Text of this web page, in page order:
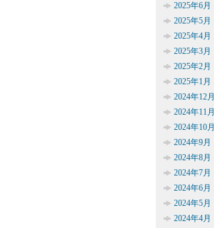
2025年6月
2025年5月
2025年4月
2025年3月
2025年2月
2025年1月
2024年12月
2024年11月
2024年10月
2024年9月
2024年8月
2024年7月
2024年6月
2024年5月
2024年4月